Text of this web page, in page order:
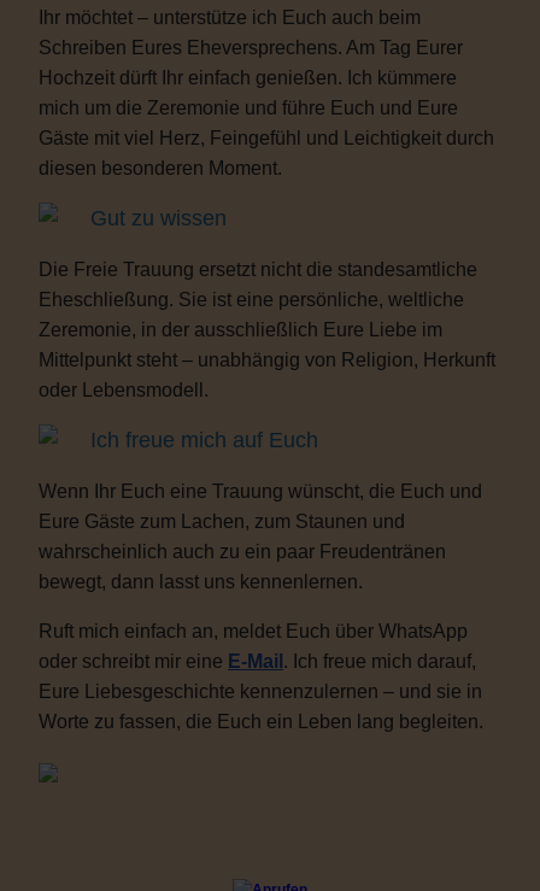
Ihr möchtet – unterstütze ich Euch auch beim
Schreiben Eures Eheversprechens. Am Tag Eurer
Hochzeit dürft Ihr einfach genießen. Ich kümmere
mich um die Zeremonie und führe Euch und Eure
Gäste mit viel Herz, Feingefühl und Leichtigkeit durch
diesen besonderen Moment.
Gut zu wissen
Die Freie Trauung ersetzt nicht die standesamtliche
Eheschließung. Sie ist eine persönliche, weltliche
Zeremonie, in der ausschließlich Eure Liebe im
Mittelpunkt steht – unabhängig von Religion, Herkunft
oder Lebensmodell.
Ich freue mich auf Euch
Wenn Ihr Euch eine Trauung wünscht, die Euch und
Eure Gäste zum Lachen, zum Staunen und
wahrscheinlich auch zu ein paar Freudentränen
bewegt, dann lasst uns kennenlernen.
Ruft mich einfach an, meldet Euch über WhatsApp
oder schreibt mir eine E-Mail . Ich freue mich darauf,
Eure Liebesgeschichte kennenzulernen – und sie in
Worte zu fassen, die Euch ein Leben lang begleiten.